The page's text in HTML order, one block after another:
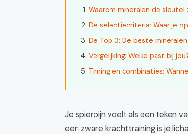
Waarom mineralen de
De selectiecriteria: Waar je
De Top 3: De beste
Vergelijking: Welke past bij
Timing en combinaties:
Je spierpijn voelt als een teken
een zware krachttraining is je